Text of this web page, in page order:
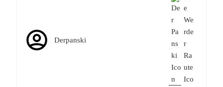
Derpanski